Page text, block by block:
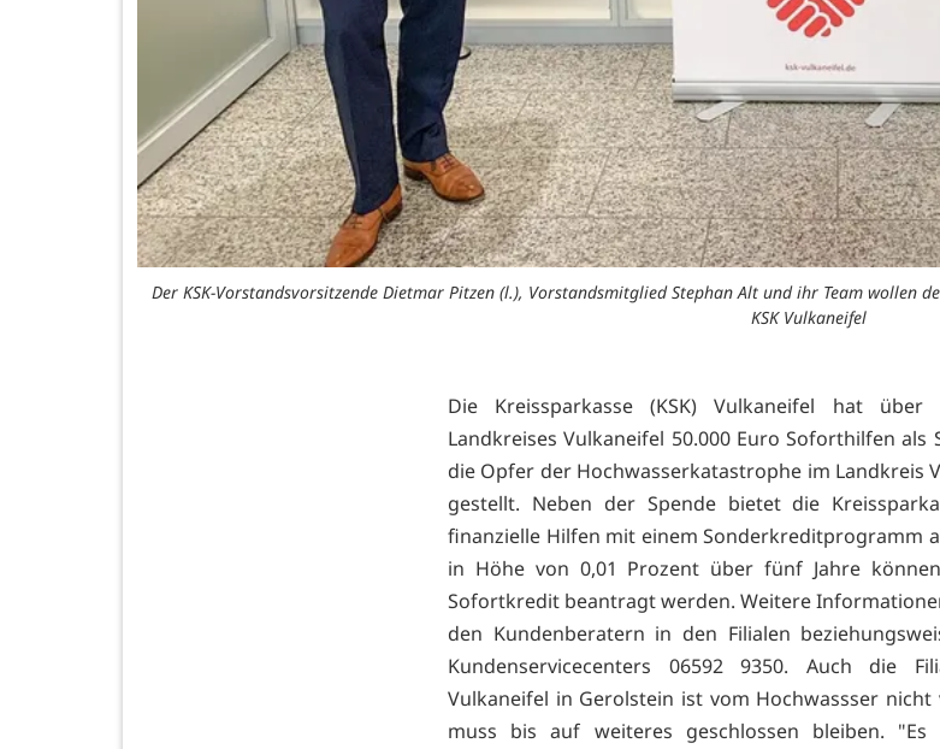
Der KSK-Vorstandsvorsitzende Dietmar Pitzen (l.), Vorstandsmitglied Stephan Alt und ihr Team wollen
KSK Vulkaneifel
Die Kreissparkasse (KSK) Vulkaneifel hat
Landkreises Vulkaneifel 50.000 Euro Soforthilfen als
die Opfer der Hochwasserkatastrophe im Landkreis
gestellt. Neben der Spende bietet die
finanzielle Hilfen mit einem Sonderkreditprogramm
in Höhe von 0,01 Prozent über fünf Jahre
Sofortkredit beantragt werden. Weitere
den Kundenberatern in den Filialen
Kundenservicecenters 06592 9350. Auch die
Vulkaneifel in Gerolstein ist vom Hochwassser
muss bis auf weiteres geschlossen bleiben.